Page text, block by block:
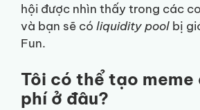
hội được nhìn thấy trong các
và bạn sẽ có liquidity pool bị
Fun.
Tôi có thể tạo meme
phí ở đâu?